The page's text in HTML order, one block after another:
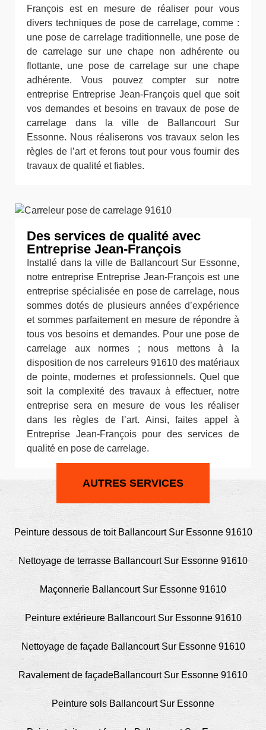
François est en mesure de réaliser pour vous
divers techniques de pose de carrelage, comme :
une pose de carrelage traditionnelle, une pose de
de carrelage sur une chape non adhérente ou
flottante, une pose de carrelage sur une chape
adhérente. Vous pouvez compter sur notre
entreprise Entreprise Jean-François quel que soit
vos demandes et besoins en travaux de pose de
carrelage dans la ville de Ballancourt Sur
Essonne. Nous réaliserons vos travaux selon les
règles de l’art et ferons tout pour vous fournir des
travaux de qualité et fiables.
Des services de qualité avec
Entreprise Jean-François
Installé dans la ville de Ballancourt Sur Essonne,
notre entreprise Entreprise Jean-François est une
entreprise spécialisée en pose de carrelage, nous
sommes dotés de plusieurs années d’expérience
et sommes parfaitement en mesure de répondre à
tous vos besoins et demandes. Pour une pose de
carrelage aux normes ; nous mettons à la
disposition de nos carreleurs 91610 des matériaux
de pointe, modernes et professionnels. Quel que
soit la complexité des travaux à effectuer, notre
entreprise sera en mesure de vous les réaliser
dans les règles de l’art. Ainsi, faites appel à
Entreprise Jean-François pour des services de
qualité en pose de carrelage.
AUTRES SERVICES
Peinture dessous de toit Ballancourt Sur Essonne 91610
Nettoyage de terrasse Ballancourt Sur Essonne 91610
Maçonnerie Ballancourt Sur Essonne 91610
Peinture extérieure Ballancourt Sur Essonne 91610
Nettoyage de façade Ballancourt Sur Essonne 91610
Ravalement de façadeBallancourt Sur Essonne 91610
Peinture sols Ballancourt Sur Essonne